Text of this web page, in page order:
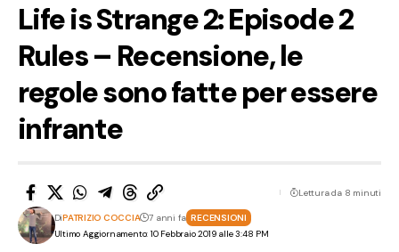
Life is Strange 2: Episode 2
Rules – Recensione, le
regole sono fatte per essere
infrante
Ultimo Aggiornamento: 10 Febbraio 2019 alle 3:48 PM
DiPATRIZIO COCCIA 7 anni fa RECENSIONI
Lettura da 8 minuti